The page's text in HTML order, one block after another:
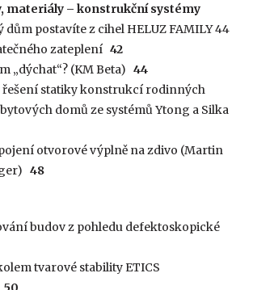
materiály – konstrukční systémy
postavíte z cihel HELUZ FAMILY 44
zateplení42
„dýchat“? (KM Beta)44
statiky konstrukcí rodinných
domů ze systémů Ytong a Silka
otvorové výplně na zdivo (Martin
48
budov z pohledu defektoskopické
tvarové stability ETICS